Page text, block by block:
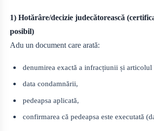
1) Hotărâre/decizie judecătorească
posibil)
Adu un document care arată:
denumirea exactă a infracțiunii și articolul
data condamnării,
pedeapsa aplicată,
confirmarea că pedeapsa este executată